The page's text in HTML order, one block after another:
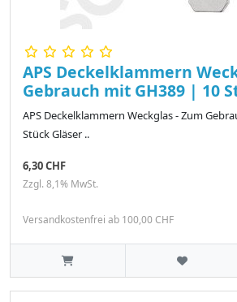
APS Deckelklammern
Gebrauch mit GH389 | 10
APS Deckelklammern Weckglas - Zum
Stück Gläser ..
6,30 CHF
Zzgl. 8,1% MwSt.
Versandkostenfrei ab 100,00 CHF